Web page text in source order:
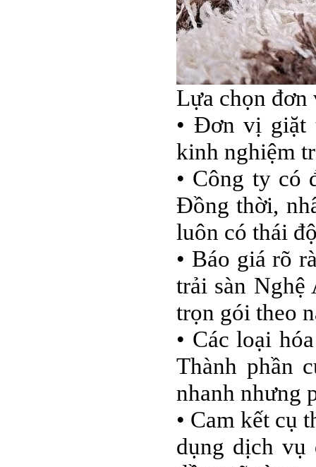
Lựa chọn đơn
• Đơn vị giặt
kinh nghiệm
• Công ty có
Đồng thời,
luôn có thái
• Báo giá rõ
trải sàn
trọn gói theo
• Các loại
Thành phần
nhanh nhưng
• Cam kết cụ
dụng dịch vụ